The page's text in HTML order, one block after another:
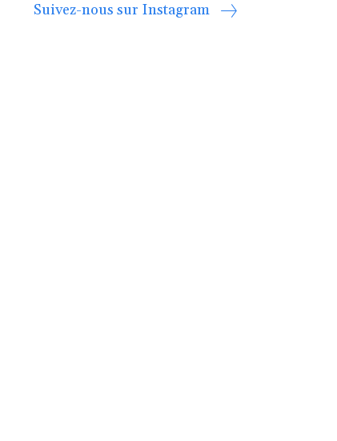
Suivez-nous sur Instagram